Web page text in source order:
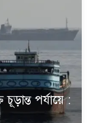
পর্যায়ে :